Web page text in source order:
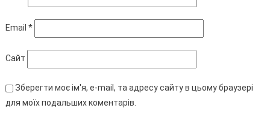
Email *
Сайт
Зберегти моє ім'я, e-mail, та адресу сайту в цьому браузері
для моїх подальших коментарів.